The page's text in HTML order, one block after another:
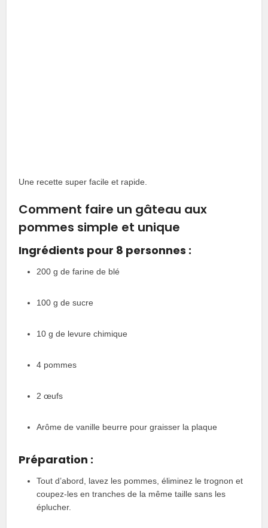
Une recette super facile et rapide.
Comment faire un gâteau aux
pommes simple et unique
Ingrédients pour 8 personnes :
200 g de farine de blé
100 g de sucre
10 g de levure chimique
4 pommes
2 œufs
Arôme de vanille beurre pour graisser la plaque
Préparation :
Tout d’abord, lavez les pommes, éliminez le trognon et
coupez-les en tranches de la même taille sans les
éplucher.